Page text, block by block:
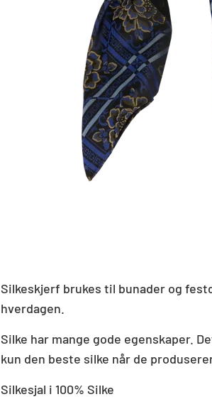
Silkeskjerf brukes til bunader og
hverdagen.
Silke har mange gode egenskaper.
kun den beste silke når de
Silkesjal i 100% Silke